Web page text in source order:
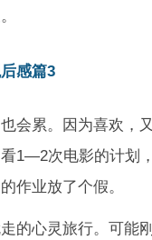
感篇3
会累。因为喜欢，
1—2次电影的计划
作业放了个假。
的心灵旅行。可能